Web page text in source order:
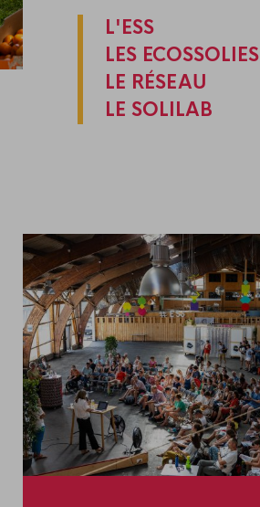
L'ESS
LES ECOSSOLIES
LE RÉSEAU
LE SOLILAB